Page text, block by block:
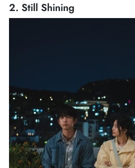
2. Still Shining